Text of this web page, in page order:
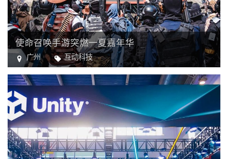
使命召唤手游突燃一夏嘉年华
广州
互动科技
电竞
电子游戏